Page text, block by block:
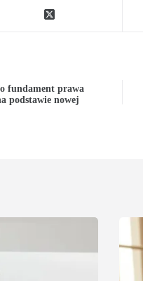
fundament prawa
podstawie nowej